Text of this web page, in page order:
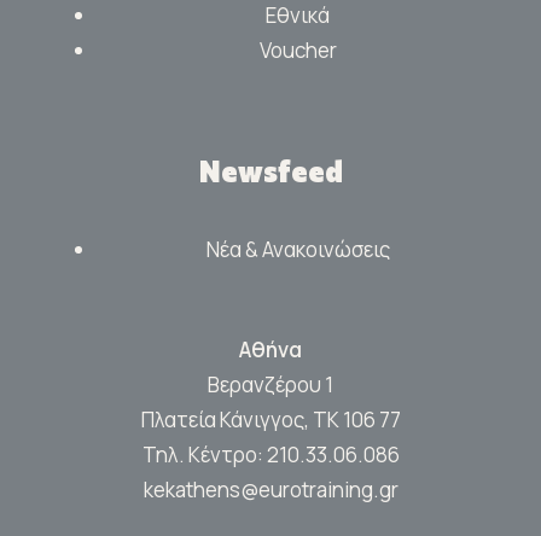
Εθνικά
Voucher
Newsfeed
Νέα & Ανακοινώσεις
Αθήνα
Βερανζέρου 1
Πλατεία Κάνιγγος, ΤΚ 106 77
Τηλ. Κέντρο: 210.33.06.086
kekathens@eurotraining.gr